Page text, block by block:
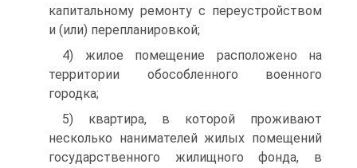
капитальному ремонту с переустройством
и (или) перепланировкой;
4) жилое помещение расположено на
территории обособленного военного
городка;
5) квартира, в которой проживают
несколько нанимателей жилых помещений
государственного жилищного фонда, в